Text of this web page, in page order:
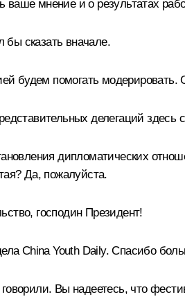
ваше мнение и о результатах
бы сказать вначале.
будем помогать модерировать.
делегаций здесь
дипломатических
Да, пожалуйста.
господин Президент!
China Youth Daily. Спасибо
Вы надеетесь, что